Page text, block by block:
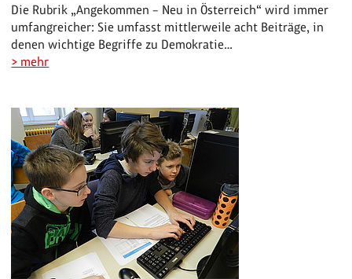
Die Rubrik „Angekommen – Neu in Österreich“ wird immer
umfangreicher: Sie umfasst mittlerweile acht Beiträge, in
denen wichtige Begriffe zu Demokratie…
> mehr